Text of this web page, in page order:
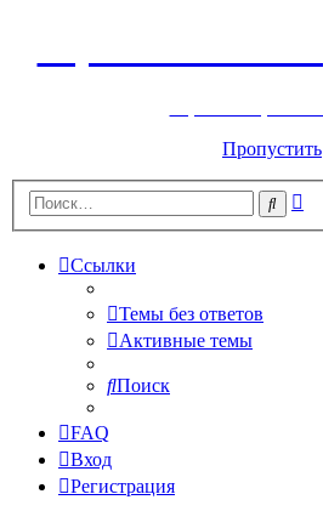
Пропустить
Поиск
Ссылки
Темы без ответов
Активные темы
Поиск
FAQ
Вход
Регистрация